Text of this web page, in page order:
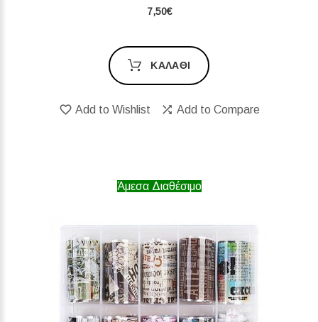
7,50€
ΚΑΛΆΘΙ
Add to Wishlist Add to Compare
Άμεσα Διαθέσιμο